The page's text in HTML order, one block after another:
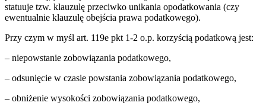
statuuje tzw. klauzulę przeciwko unikania opodatkowania (czy
ewentualnie klauzulę obejścia prawa podatkowego).
Przy czym w myśl art. 119e pkt 1-2 o.p. korzyścią podatkową jest:
– niepowstanie zobowiązania podatkowego,
– odsunięcie w czasie powstania zobowiązania podatkowego,
– obniżenie wysokości zobowiązania podatkowego,